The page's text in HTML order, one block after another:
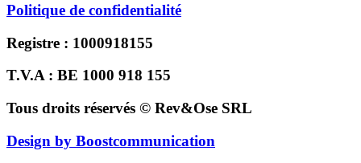
Politique de confidentialité
Registre : 1000918155
T.V.A : BE 1000 918 155
Tous droits réservés © Rev&Ose SRL
Design by Boostcommunication